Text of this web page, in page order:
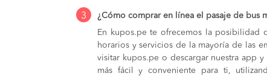
3
¿Cómo comprar en línea el pasaje de bus
En kupos.pe te ofrecemos la posibilidad
horarios y servicios de la mayoría de las
visitar kupos.pe o descargar nuestra app
más fácil y conveniente para ti,